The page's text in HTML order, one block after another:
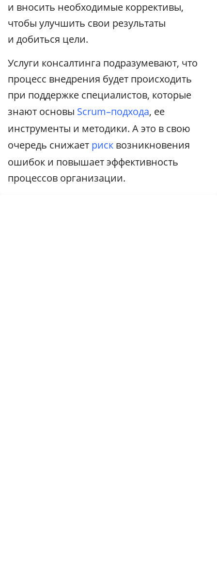
и вносить необходимые коррективы,
чтобы улучшить свои результаты
и добиться цели.
Услуги консалтинга подразумевают, что
процесс внедрения будет происходить
при поддержке специалистов, которые
знают основы Scrum–подхода, ее
инструменты и методики. А это в свою
очередь снижает риск возникновения
ошибок и повышает эффективность
процессов организации.